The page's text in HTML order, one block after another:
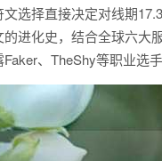
选择直接决定对线期
进化史，结合全球六大
、TheShy等职业选